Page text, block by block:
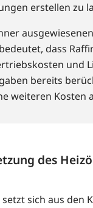
erstellen zu
ausgewiesenen
dass
und
bereits
weiteren Kosten
des
setzt sich aus den